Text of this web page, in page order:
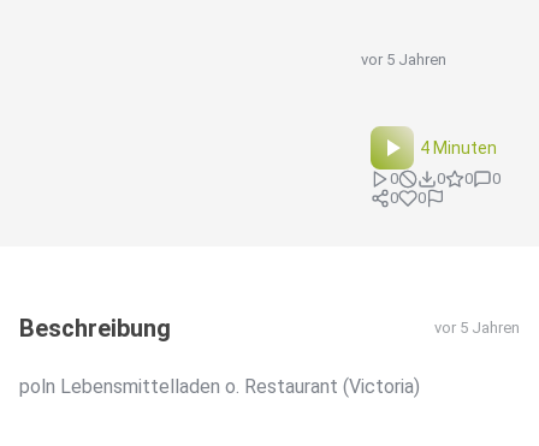
vor 5 Jahren
4 Minuten
0 0 0
0
0
0
Beschreibung vor 5 Jahren
poln Lebensmittelladen o. Restaurant (Victoria)